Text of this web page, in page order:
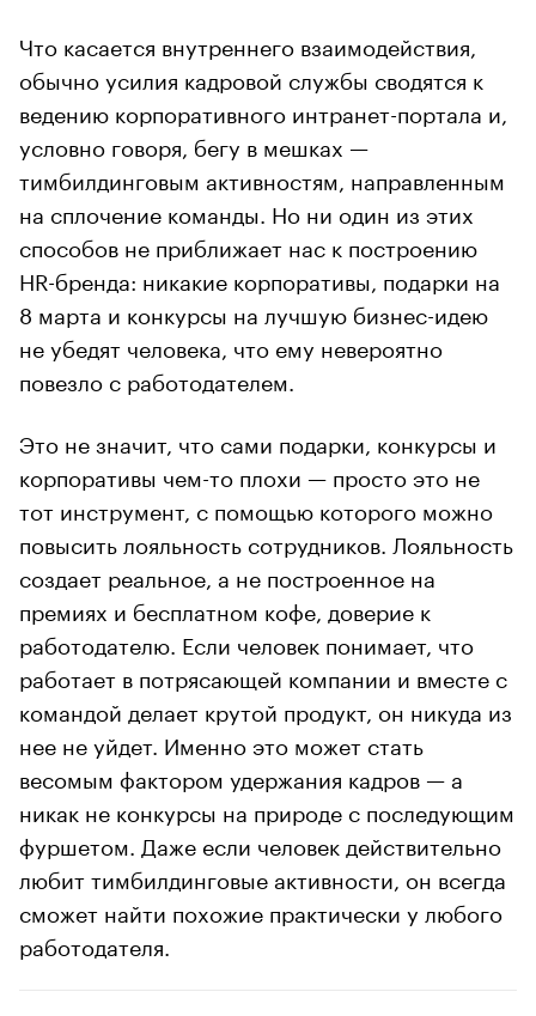
Что касается внутреннего взаимодействия,
обычно усилия кадровой службы сводятся к
ведению корпоративного интранет-портала и,
условно говоря, бегу в мешках —
тимбилдинговым активностям, направленным
на сплочение команды. Но ни один из этих
способов не приближает нас к построению
HR-бренда: никакие корпоративы, подарки на
8 марта и конкурсы на лучшую бизнес-идею
не убедят человека, что ему невероятно
повезло с работодателем.
Это не значит, что сами подарки, конкурсы и
корпоративы чем-то плохи — просто это не
тот инструмент, с помощью которого можно
повысить лояльность сотрудников. Лояльность
создает реальное, а не построенное на
премиях и бесплатном кофе, доверие к
работодателю. Если человек понимает, что
работает в потрясающей компании и вместе с
командой делает крутой продукт, он никуда из
нее не уйдет. Именно это может стать
весомым фактором удержания кадров — а
никак не конкурсы на природе с последующим
фуршетом. Даже если человек действительно
любит тимбилдинговые активности, он всегда
сможет найти похожие практически у любого
работодателя.